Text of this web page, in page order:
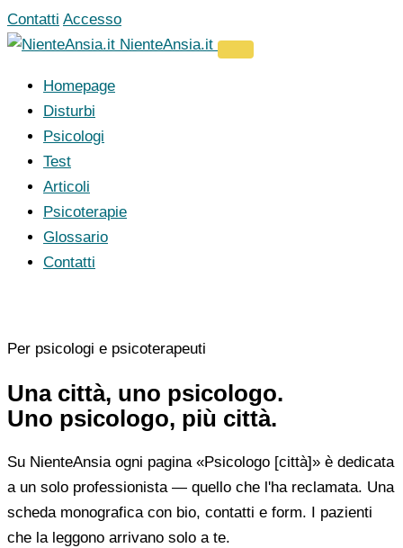
Vai
al
Contatti Accesso
NienteAnsia.it
Homepage
Disturbi
Psicologi
Test
Articoli
Psicoterapie
Glossario
Contatti
Per psicologi e psicoterapeuti
Una città, uno psicologo.
Uno psicologo, più città.
Su NienteAnsia ogni pagina «Psicologo [città]» è dedicata
a un solo professionista — quello che l'ha reclamata. Una
scheda monografica con bio, contatti e form. I pazienti
che la leggono arrivano solo a te.